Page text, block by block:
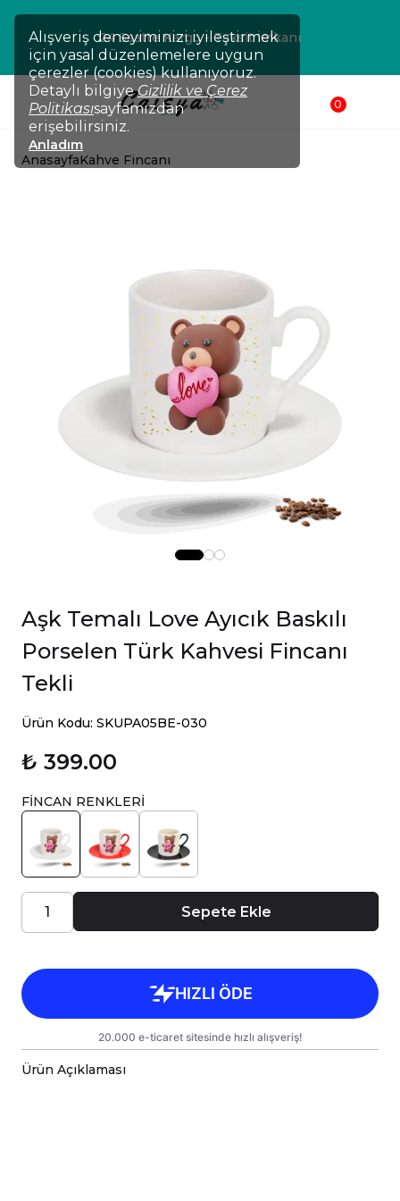
Alışveriş deneyiminizi iyileştirmek
için yasal düzenlemelere uygun
çerezler (cookies) kullanıyoruz.
Detaylı bilgiye Gizlilik ve Çerez
Politikasısayfamızdan
erişebilirsiniz.
Anladım
24 Saatte Kargo - Taksit İmkanı
0
AnasayfaKahve Fincanı
Aşk Temalı Love Ayıcık Baskılı
Porselen Türk Kahvesi Fincanı
Tekli
Ürün Kodu: SKUPA05BE-030
₺ 399.00
FİNCAN RENKLERİ
Sepete Ekle
Ürün Açıklaması